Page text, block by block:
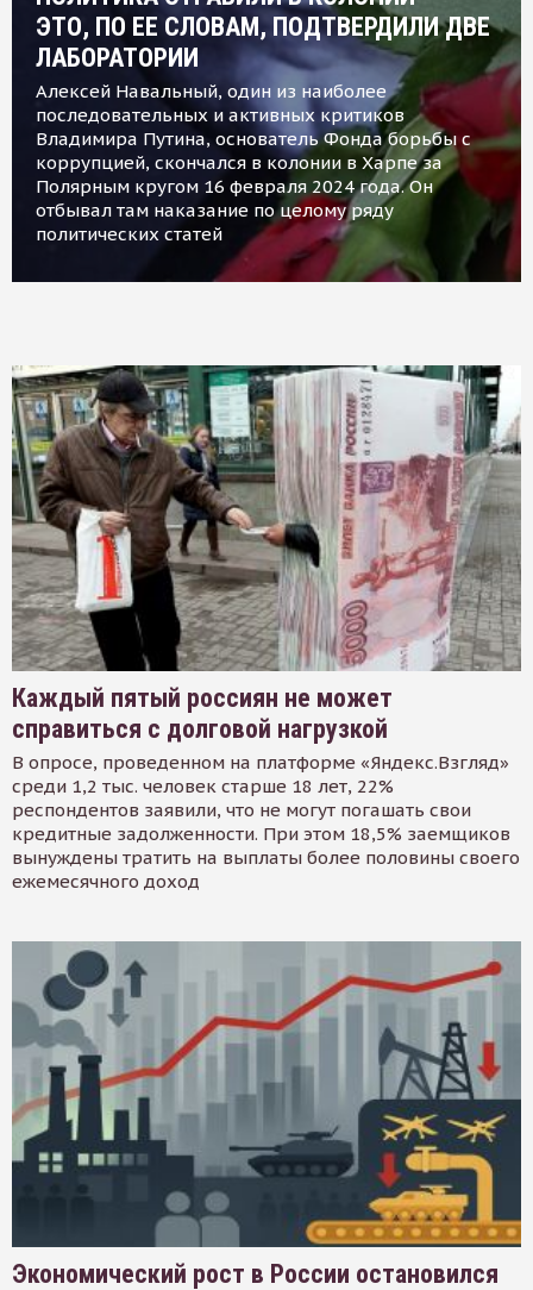
ЭТО, ПО ЕЕ СЛОВАМ, ПОДТВЕРДИЛИ ДВЕ
ЛАБОРАТОРИИ
Алексей Навальный, один из наиболее
последовательных и активных критиков
Владимира Путина, основатель Фонда борьбы с
коррупцией, скончался в колонии в Харпе за
Полярным кругом 16 февраля 2024 года. Он
отбывал там наказание по целому ряду
политических статей
Каждый пятый россиян не может
справиться с долговой нагрузкой
В опросе, проведенном на платформе «Яндекс.Взгляд»
среди 1,2 тыс. человек старше 18 лет, 22%
респондентов заявили, что не могут погашать свои
кредитные задолженности. При этом 18,5% заемщиков
вынуждены тратить на выплаты более половины своего
ежемесячного доход
Экономический рост в России остановился